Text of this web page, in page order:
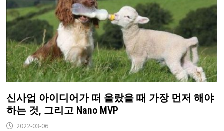
신사업 아이디어가 떠 올랐을 때 가장 먼저 해야
하는 것, 그리고 Nano MVP
2022-03-06